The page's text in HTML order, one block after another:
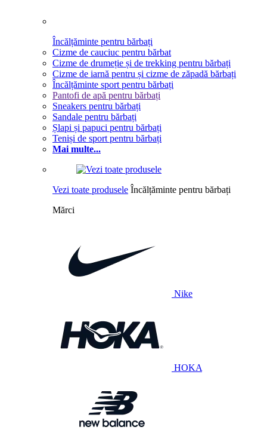
Încălțăminte pentru bărbați
Cizme de cauciuc pentru bărbat
Cizme de drumeție și de trekking pentru bărbați
Cizme de iarnă pentru și cizme de zăpadă bărbați
Încălțăminte sport pentru bărbați
Pantofi de apă pentru bărbați
Sneakers pentru bărbați
Sandale pentru bărbați
Șlapi și papuci pentru bărbați
Teniși de sport pentru bărbați
Mai multe...
Vezi toate produsele Încălțăminte pentru bărbați
Mărci
Nike
HOKA